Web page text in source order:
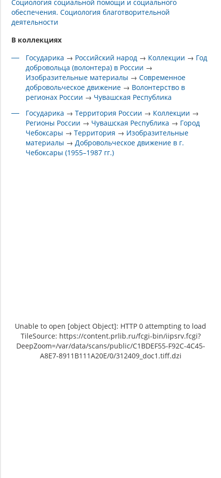
Социология социальной помощи и социального
обеспечения. Социология благотворительной
деятельности
В коллекциях
Государика → Российский народ → Коллекции → Год
добровольца (волонтера) в России →
Изобразительные материалы →Современное
добровольческое движение → Волонтерство в
регионах России → Чувашская Республика
Государика →Территория России → Коллекции →
Регионы России → Чувашская Республика → Город
Чебоксары →Территория → Изобразительные
материалы →Добровольческое движение в г.
Чебоксары (1955–1987 гг.)
Unable to open [object Object]: HTTP 0 attempting to load
TileSource: https://content.prlib.ru/fcgi-bin/iipsrv.fcgi?
DeepZoom=/var/data/scans/public/C1BDEF55-F92C-4C45-
A8E7-8911B111A20E/0/312409_doc1.tiff.dzi